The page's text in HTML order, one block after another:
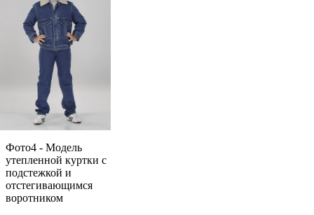
Фото4 - Модель
утепленной куртки с
подстежкой и
отстегивающимся
воротником